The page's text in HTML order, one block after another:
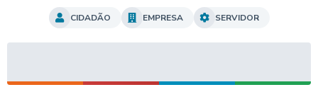
CIDADÃO EMPRESA SERVIDOR